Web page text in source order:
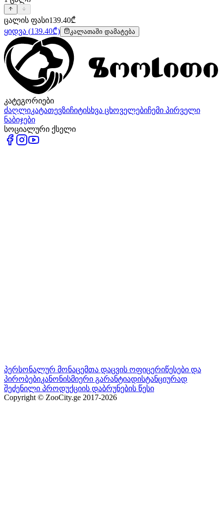
ცალის ფასი139.40₾
ყიდვა (139.40₾) კალათაში დამატება
კატეგორიები
ძაღლიკატათევზიჩიტისხვა ცხოველებიჩემი პირველი
ნაბიჯები
სოციალური ქსელი
პერსონალურ მონაცემთა დაცვის ოფიცერიწესები და
პირობებიკანონისმიერი გარანტიადისტანციურად
შეძენილი პროდუქციის დაბრუნების წესი
Copyright © ZooCity.ge 2017-2026